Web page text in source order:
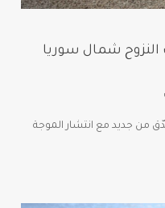
النزوح شمال سوريا
من جديد مع انتشار الموجة